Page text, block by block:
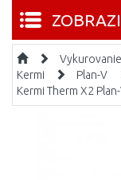
Kermi
Plan-V
Kermi Therm X2